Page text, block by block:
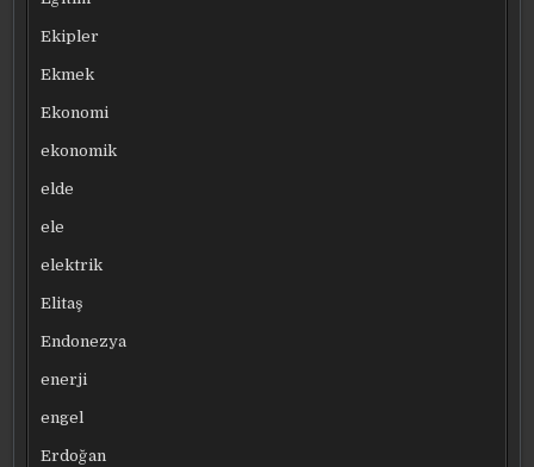
Ekipler
Ekmek
Ekonomi
ekonomik
elde
ele
elektrik
Elitaş
Endonezya
enerji
engel
Erdoğan